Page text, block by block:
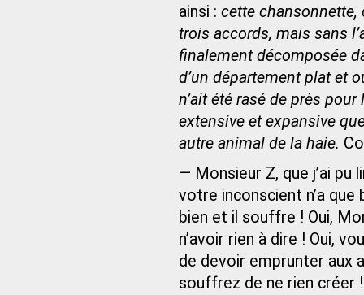
ainsi : cette chansonnette,
trois accords, mais sans
finalement décomposée
d’un département plat et
n’ait été rasé de près
extensive et expansive
autre animal de la haie.
— Monsieur Z, que j’ai pu
votre inconscient n’a
bien et il souffre ! Oui,
n’avoir rien à dire ! Oui,
de devoir emprunter aux
souffrez de ne rien créer